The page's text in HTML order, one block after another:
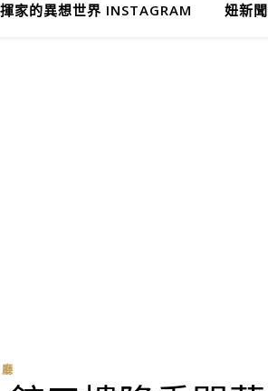
家的異想世界 INSTAGRAM 妞新聞